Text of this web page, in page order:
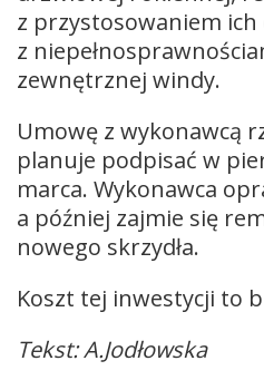
z przystosowaniem
z
zewnętrznej windy.
Umowę z wykonawcą
planuje podpisać w
marca. Wykonawca
a później zajmie się
nowego skrzydła.
Koszt tej inwestycji to
Tekst: A.Jodłowska